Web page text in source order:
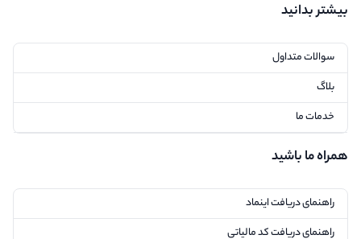
بیشتر بدانید
سوالات متداول
بلاگ
خدمات ما
همراه ما باشید
راهنمای دریافت اینماد
راهنمای دریافت کد مالیاتی